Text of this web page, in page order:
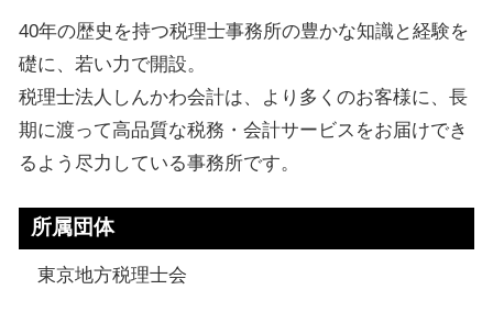
40年の歴史を持つ税理士事務所の豊かな知識と経験を
礎に、若い力で開設。
税理士法人しんかわ会計は、より多くのお客様に、長
期に渡って高品質な税務・会計サービスをお届けでき
るよう尽力している事務所です。
所属団体
東京地方税理士会